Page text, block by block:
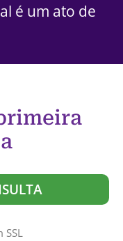
é um ato de
SSL